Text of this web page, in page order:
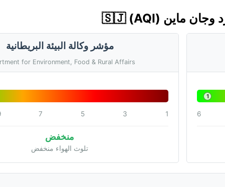
1
6
مؤشر وكالة البيئة البريطانية
for Environment, Food & Rural Affairs
1
3
5
7
منخفض
تلوث الهواء منخفض